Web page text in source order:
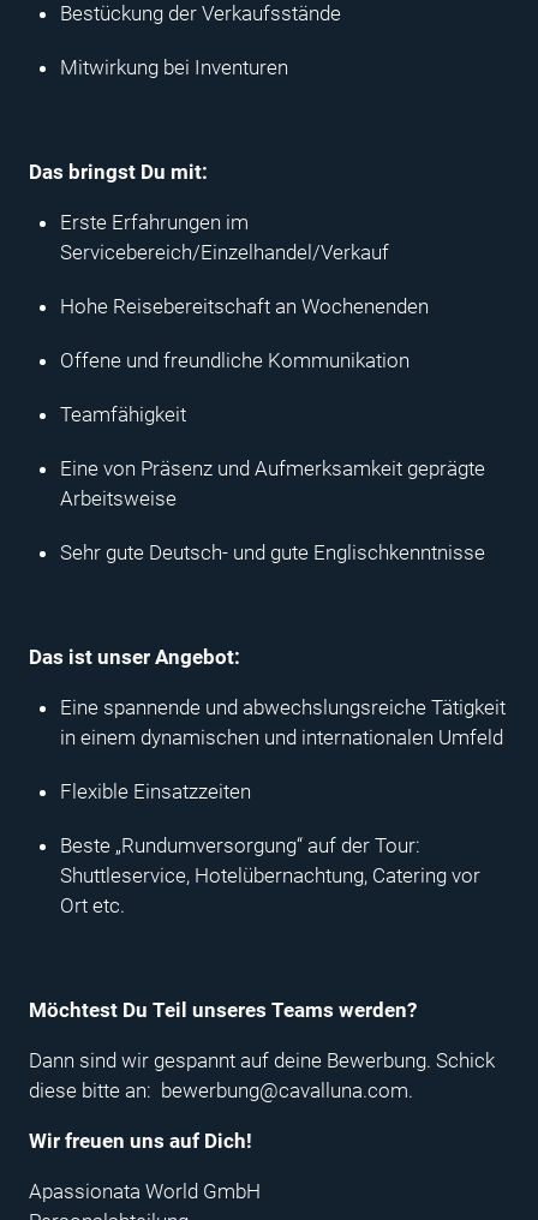
Bestückung der Verkaufsstände
Mitwirkung bei Inventuren
Das bringst Du mit:
Erste Erfahrungen im
Servicebereich/Einzelhandel/Verkauf
Hohe Reisebereitschaft an Wochenenden
Offene und freundliche Kommunikation
Teamfähigkeit
Eine von Präsenz und Aufmerksamkeit geprägte
Arbeitsweise
Sehr gute Deutsch- und gute Englischkenntnisse
Das ist unser Angebot:
Eine spannende und abwechslungsreiche Tätigkeit
in einem dynamischen und internationalen Umfeld
Flexible Einsatzzeiten
Beste „Rundumversorgung“ auf der Tour:
Shuttleservice, Hotelübernachtung, Catering vor
Ort etc.
Möchtest Du Teil unseres Teams werden?
Dann sind wir gespannt auf deine Bewerbung. Schick
diese bitte an: bewerbung@cavalluna.com.
Wir freuen uns auf Dich!
Apassionata World GmbH